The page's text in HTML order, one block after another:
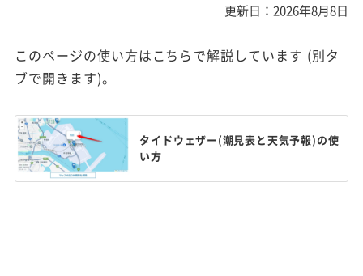
更新日：2026年8月8日
このページの使い方はこちらで解説しています (別タ
ブで開きます)。
タイドウェザー(潮見表と天気予報)の使
い方